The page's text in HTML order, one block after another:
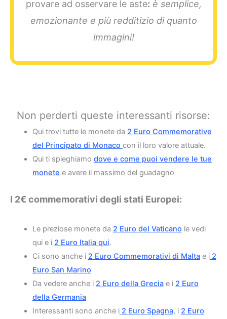
provare ad osservare le aste: è semplice,
emozionante e più redditizio di quanto
immagini!
Non perderti queste interessanti risorse:
Qui trovi tutte le monete da 2 Euro Commemorative
del Principato di Monaco con il loro valore attuale.
Qui ti spieghiamo dove e come puoi vendere le tue
monete e avere il massimo del guadagno
I 2€ commemorativi degli stati Europei:
Le preziose monete da 2 Euro del Vaticano le vedi
qui e i 2 Euro Italia qui.
Ci sono anche i 2 Euro Commemorativi di Maltae i2
Euro San Marino
Da vedere anche i 2 Euro della Greciae i 2 Euro
della Germania
Interessanti sono anche i2 Euro Spagna, i 2 Euro